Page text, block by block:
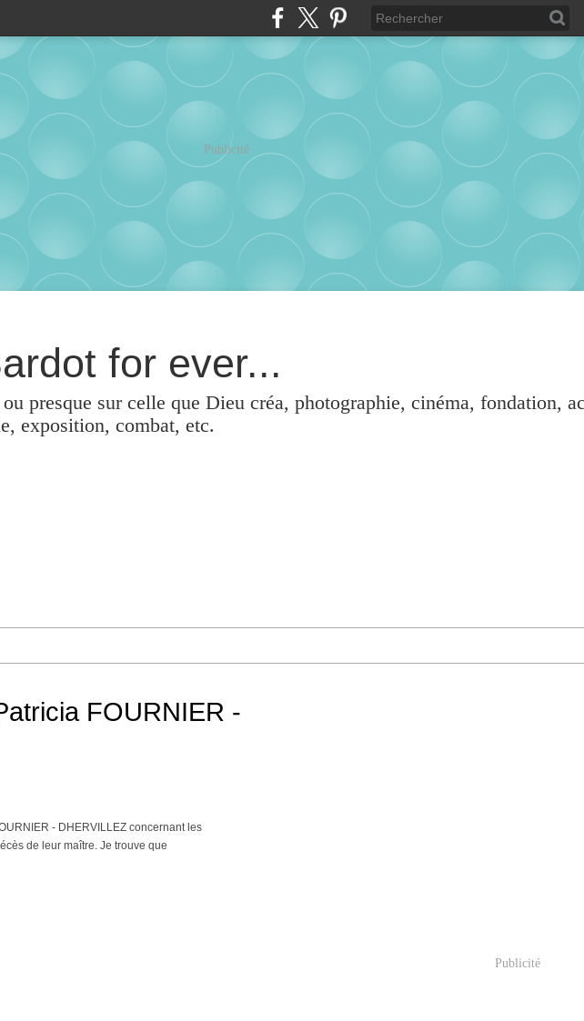
Publicité
for ever...
presque sur celle que Dieu créa, photographie, cinéma, fondation,
exposition, combat, etc.
FOURNIER -
- DHERVILLEZ concernant les
de leur maître. Je trouve que
Publicité